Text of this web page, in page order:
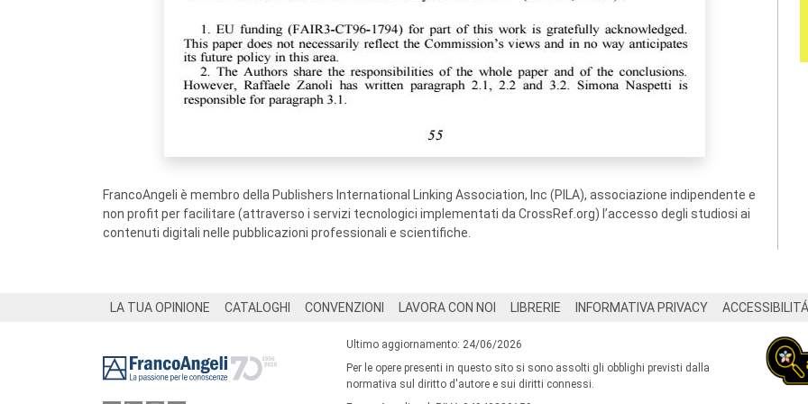
FrancoAngeli è membro della Publishers International Linking Association, Inc (PILA), associazione indipendente e
non profit per facilitare (attraverso i servizi tecnologici implementati da CrossRef.org) l’accesso degli studiosi ai
contenuti digitali nelle pubblicazioni professionali e scientifiche.
LA TUA OPINIONE CATALOGHI CONVENZIONI LAVORA CON NOI LIBRERIE INFORMATIVA PRIVACY ACCESSIBILITÁ
Ultimo aggiornamento: 24/06/2026
Per le opere presenti in questo sito si sono assolti gli obblighi previsti dalla
normativa sul diritto d'autore e sui diritti connessi.